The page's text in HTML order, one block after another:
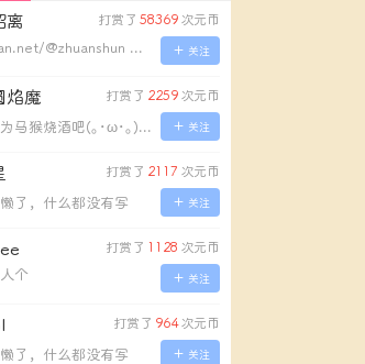
离
afdian.net/@zhuanshun 爱发电地址
打赏了 58369 次元币
关注
焰魔
来成为马猴烧酒吧(｡･ω･｡)ﾉ♡
打赏了 2259 次元币
关注
了，什么都没有写
打赏了 2117 次元币
关注
个
打赏了 1128 次元币
关注
了，什么都没有写
打赏了 964 次元币
关注